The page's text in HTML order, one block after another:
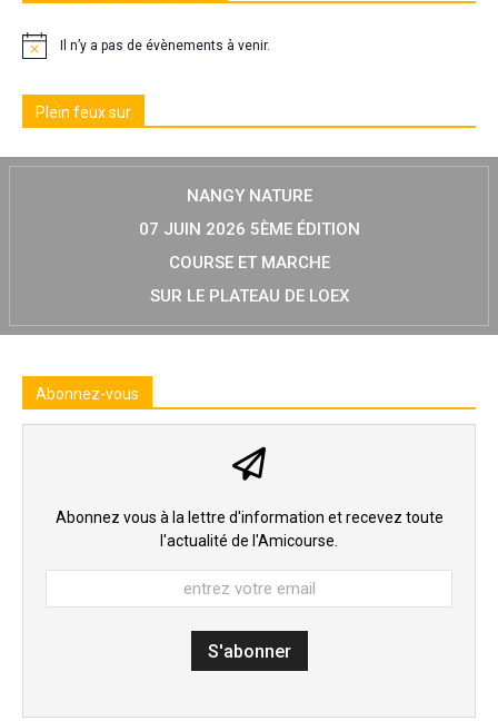
Il n’y a pas de évènements à venir.
Plein feux sur
NANGY NATURE
07 JUIN 2026 5ÈME ÉDITION
COURSE ET MARCHE
SUR LE PLATEAU DE LOEX
Abonnez-vous
Abonnez vous à la lettre d'information et recevez toute
l'actualité de l'Amicourse.